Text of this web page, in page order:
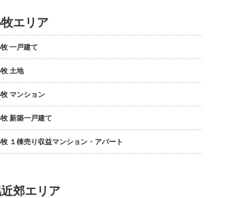
エリア
一戸建て
土地
マンション
新築一戸建て
１棟売り収益マンション・アパート
郊エリア